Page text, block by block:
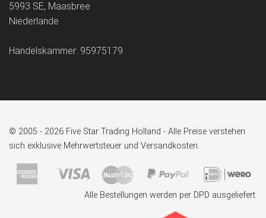
5993 SE, Maasbree
Niederlande
Handelskammer: 95975179
© 2005 - 2026 Five Star Trading Holland - Alle Preise verstehen
sich exklusive Mehrwertsteuer und Versandkosten.
Alle Bestellungen werden per DPD ausgeliefert.